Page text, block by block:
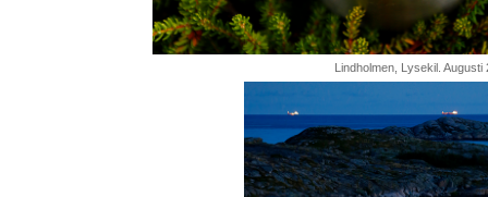
Lindholmen, Lysekil. Augusti